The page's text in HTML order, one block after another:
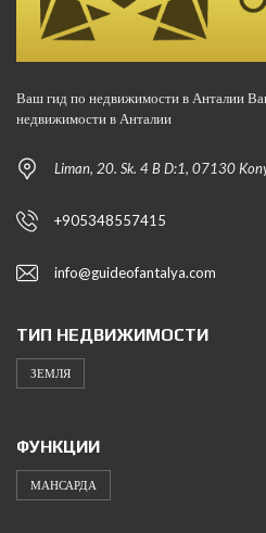
Ваш гид по недвижимости в Анталии
недвижимости в Анталии
Liman, 20. Sk. 4 B D:1, 07130
+905348557415
info@guideofantalya.com
ТИП НЕДВИЖИМОСТИ
ЗЕМЛЯ
ФУНКЦИИ
МАНСАРДА